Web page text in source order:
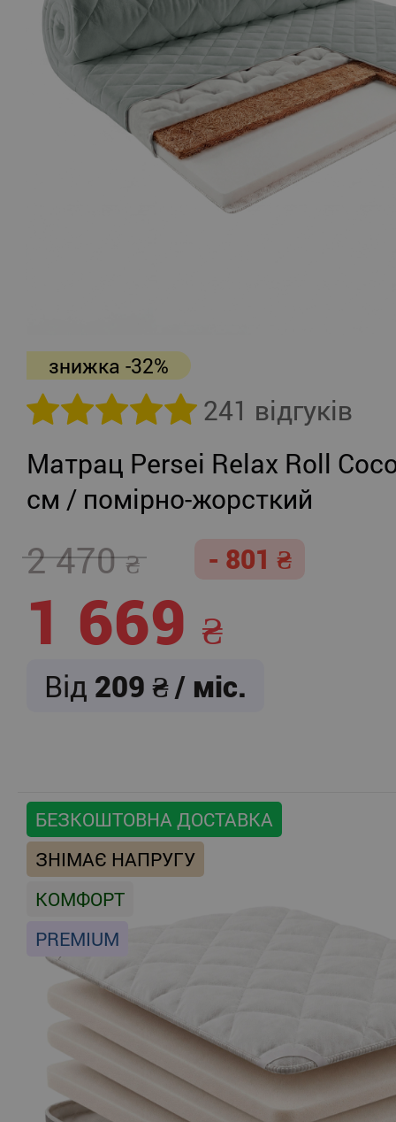
знижка -32%
241 відгуків
Матрац Persei Relax Roll
см / помірно-жорсткий
2 470 - 801
1 669
Від 209 / міс.
БЕЗКОШТОВНА ДОСТАВКА
ЗНІМАЄ НАПРУГУ
КОМФОРТ
PREMIUM